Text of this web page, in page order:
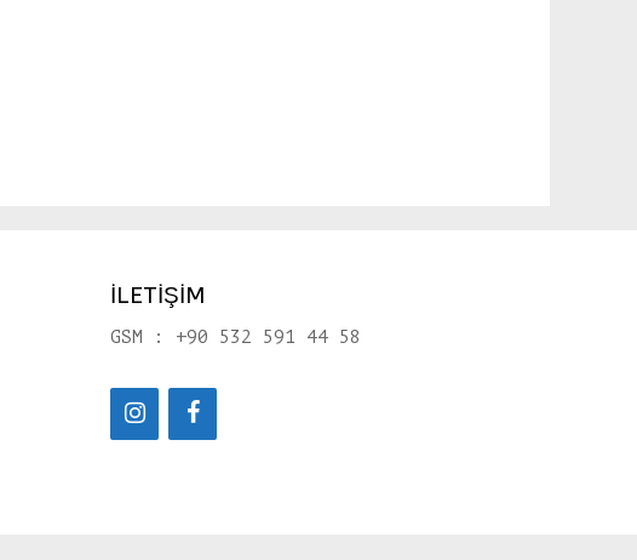
İLETİŞİM
GSM : +90 532 591 44 58